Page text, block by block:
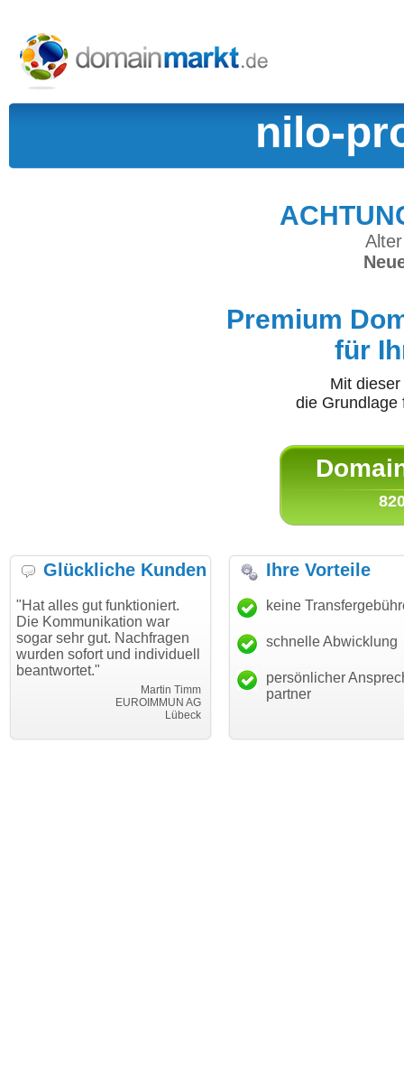
nilo-
Premium
für
Mit
die
Glückliche Kunden
gut funktioniert.
war
gut. Nachfragen
und individuell
EUROIMMUN AG
"Danke für den schnellen
Transfer und guten Service!"
Thomas Schäfer
i can eckert communication GmbH
"Ich
haben.
mein
Ihre Vorteile
keine
schnelle Abwicklung
persönlicher
partner